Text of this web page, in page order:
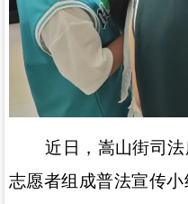
近日，嵩山街司法
志愿者组成普法宣传